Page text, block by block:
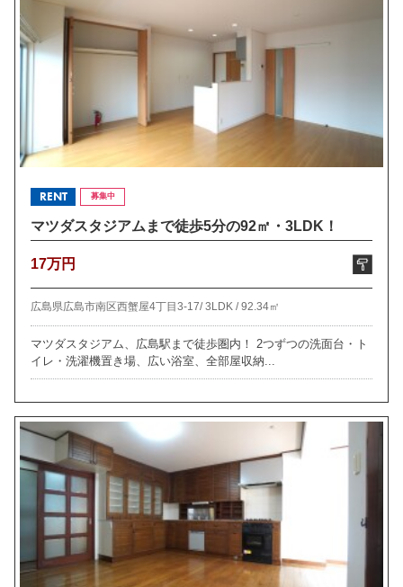
RENT 募集中
マツダスタジアムまで徒歩5分の92㎡・3LDK！
17万円
広島県広島市南区西蟹屋4丁目3-17/3LDK /92.34㎡
マツダスタジアム、広島駅まで徒歩圏内！ 2つずつの洗面台・ト
イレ・洗濯機置き場、広い浴室、全部屋収納...